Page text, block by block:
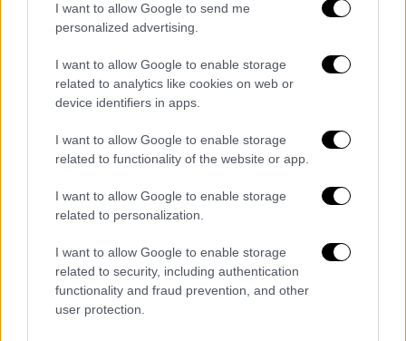
I want to allow Google to send me
personalized advertising.
I want to allow Google to enable storage
related to analytics like cookies on web or
device identifiers in apps.
I want to allow Google to enable storage
related to functionality of the website or app.
I want to allow Google to enable storage
related to personalization.
I want to allow Google to enable storage
related to security, including authentication
functionality and fraud prevention, and other
user protection.
φορείς που συμμετέχουν στο έργο.
Το τουρκικό Υπουργείο Εσωτερικών, το
Υπουργείο Εθνικής Άμυνας, η προεδρία της
Αμυντικής Βιομηχανίας και άλλοι σχετικοί
αναλάβουν καθήκοντα στη διαδικασίακαι με
τον τρόπο αυτό, η κατάσταση στο πεδίο θα
είναι άμεσα ορατή σε όλα τα εμπλεκόμενα
όργανα και οι διαδικασίες λήψης αποφάσεων
θα είναι ταχύτερες και πιο συντονισμένες.
Με απλά λόγια, τοSahil-NETείναι η
προσπάθεια της Τουρκίας να δημιουργήσει